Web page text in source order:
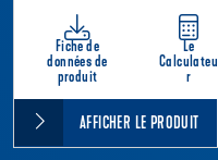
Fiche de
données de
produit
Le
Calculateu
r
AFFICHER LE PRODUIT